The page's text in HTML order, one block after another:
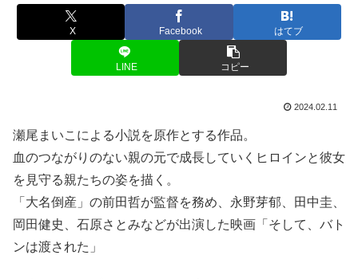
X Facebook はてブ
LINE コピー
2024.02.11
瀬尾まいこによる小説を原作とする作品。
血のつながりのない親の元で成長していくヒロインと彼女
を見守る親たちの姿を描く。
「大名倒産」の前田哲が監督を務め、永野芽郁、田中圭、
岡田健史、石原さとみなどが出演した映画「そして、バト
ンは渡された」